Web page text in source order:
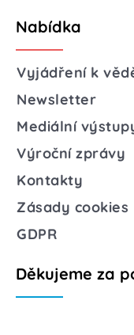
Nabídka
Vyjádření k
Newsletter
Mediální
Výroční zprávy
Kontakty
Zásady cookies
GDPR
Děkujeme za